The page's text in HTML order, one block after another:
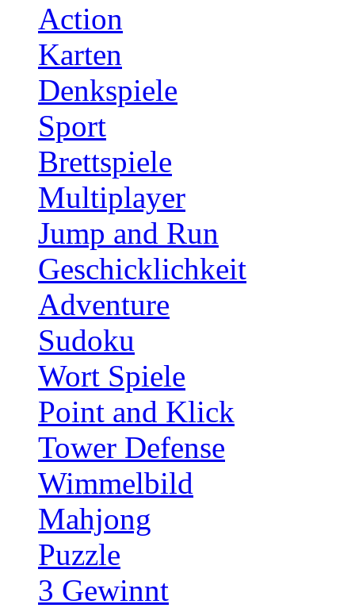
Action
Karten
Denkspiele
Sport
Brettspiele
Multiplayer
Jump and Run
Geschicklichkeit
Adventure
Sudoku
Wort Spiele
Point and Klick
Tower Defense
Wimmelbild
Mahjong
Puzzle
3 Gewinnt